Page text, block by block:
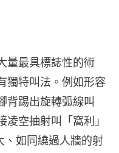
量最具標誌性的術
獨特叫法。例如形容
背踢出旋轉弧線叫
凌空抽射叫「窩利」
、如同繞過人牆的射